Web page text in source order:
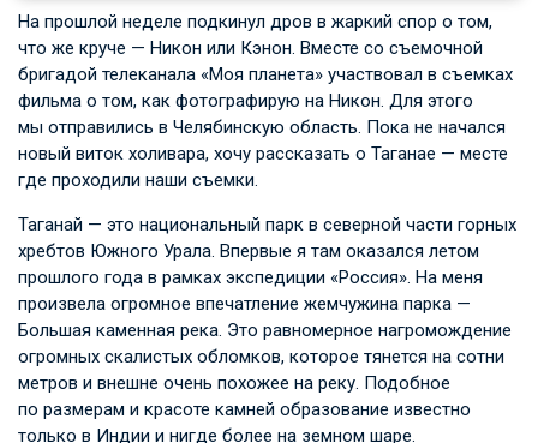
На прошлой неделе подкинул дров в жаркий спор о том,
что же круче — Никон или Кэнон. Вместе со съемочной
бригадой телеканала «Моя планета» участвовал в съемках
фильма о том, как фотографирую на Никон. Для этого
мы отправились в Челябинскую область. Пока не начался
новый виток холивара, хочу рассказать о Таганае — месте
где проходили наши съемки.
Таганай — это национальный парк в северной части горных
хребтов Южного Урала. Впервые я там оказался летом
прошлого года в рамках экспедиции «Россия». На меня
произвела огромное впечатление жемчужина парка —
Большая каменная река. Это равномерное нагромождение
огромных скалистых обломков, которое тянется на сотни
метров и внешне очень похожее на реку. Подобное
по размерам и красоте камней образование известно
только в Индии и нигде более на земном шаре.